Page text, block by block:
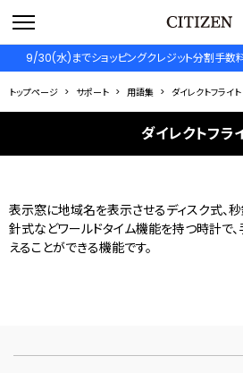
9/30(水)までショッピングクレジット分割手数
トップページ サポート 用語集 ダイレクトフライト
ダイレクトフラ
表示窓に地域名を表示させるディスク式、
針式などワールドタイム機能を持つ時計で
えることができる機能です。